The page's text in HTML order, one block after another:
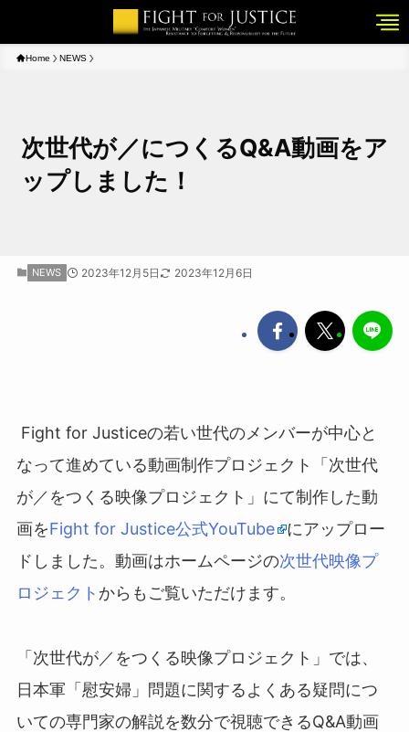
Home NEWS
次世代が／につくるQ&A動画をア
ップしました！
NEWS 2023年12月5日 2023年12月6日
Fight for Justiceの若い世代のメンバーが中心と
なって進めている動画制作プロジェクト「次世代
が／をつくる映像プロジェクト」にて制作した動
画をFight for Justice公式YouTube
にアップロー
ドしました。動画はホームページの次世代映像プ
ロジェクト からもご覧いただけます。
「次世代が／をつくる映像プロジェクト」では、
日本軍「慰安婦」問題に関するよくある疑問につ
いての専門家の解説を数分で視聴できるQ&A動画